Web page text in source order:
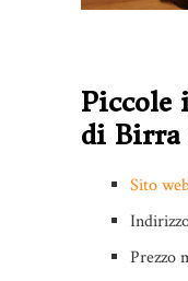
Piccole
di Birra
Sito
Prezzo